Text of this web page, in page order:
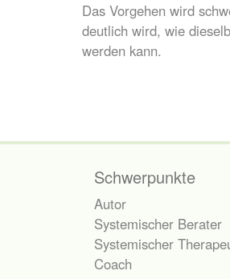
Das Vorgehen wird
deutlich wird, wie
werden kann.
Schwerpunkte
Autor
Systemischer Berater
Systemischer
Coach